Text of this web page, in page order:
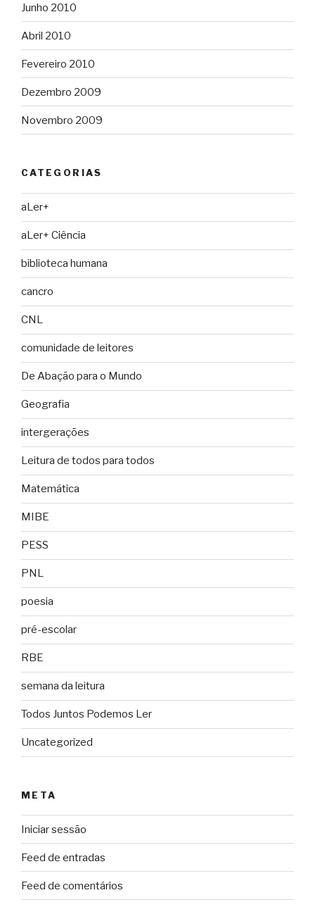
Junho 2010
Abril 2010
Fevereiro 2010
Dezembro 2009
Novembro 2009
CATEGORIAS
aLer+
aLer+ Ciência
biblioteca humana
cancro
CNL
comunidade de leitores
De Abação para o Mundo
Geografia
intergerações
Leitura de todos para todos
Matemática
MIBE
PESS
PNL
poesia
pré-escolar
RBE
semana da leitura
Todos Juntos Podemos Ler
Uncategorized
META
Iniciar sessão
Feed de entradas
Feed de comentários